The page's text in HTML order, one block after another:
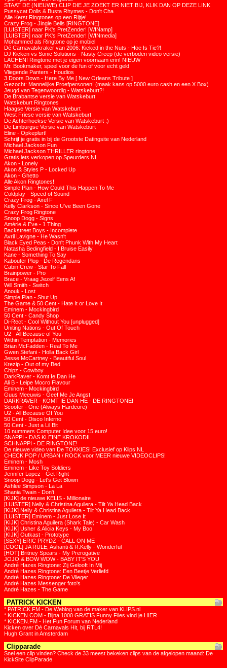
STAAT DE (NIEUWE) CLIP DIE JE ZOEKT ER NIET BIJ, KLIK DAN OP DEZE LINK
Pussycat Dolls & Busta Rhymes - Don't Cha
Alle Kerst Ringtones op een Rijtje!
Crazy Frog - Jingle Bells [RINGTONE]
[LUISTER] naar PK's PretZender! [WINamp]
[LUISTER] naar PK's PretZender! [WINmedia]
Mohammed als Ringtone op je mobiel
Dé Carnavalskraker van 2006: Kicked in the Nuts - Hoe Is Tie?!
DJ Kicken vs Sonic Solutions - Nasty Creep (de verboden video versie)
LACHEN! Ringtone met je eigen voornaam erin! NIEUW
Mr. Bookmaker, speel voor de fun of voor echt geld
Vliegende Panters - Houdios
3 Doors Down - Here By Me [ New Orleans Tribute ]
Gezocht: Mannelijke Proefpersonen! (maak kans op 5000 euro cash en een X Box)
Jeugd van Tegenwoordig - Watskeburt?!
De Brabantse versie van Watskeburt
Watskeburt Ringtones
Haagse Versie van Watskeburt
West Friese versie van Watskeburt
De Achterhoekse Versie van Watskeburt :)
De Limburgse Versie van Watskeburt
Eline - Opkeplurt!
Schrijf je gratis in bij de Grootste Datingsite van Nederland
Michael Jackson Fun
Michael Jackson THRILLER ringtone
Gratis iets verkopen op Speurders.NL
Akon - Lonely
Akon & Styles P - Locked Up
Akon - Ghetto
Alle Akon Ringtones!
Simple Plan - How Could This Happen To Me
Coldplay - Speed of Sound
Crazy Frog - Axel F
Kelly Clarkson - Since U've Been Gone
Crazy Frog Ringtone
Snoop Dogg - Signs
Amérie & Eve - 1 Thing
Backstreet Boys - Incomplete
Avril Lavigne - He Wasn't
Black Eyed Peas - Don't Phunk With My Heart
Natasha Bedingfield - I Bruise Easily
Kane - Something To Say
Kabouter Plop - De Regendans
Cabin Crew - Star To Fall
Brainpower - Pro
Brace - Vraag Jezelf Eens Af
Will Smith - Switch
Anouk - Lost
Simple Plan - Shut Up
The Game & 50 Cent - Hate It or Love It
Eminem - Mockingbird
50 Cent - Candy Shop
Di-Rect - Cool Without You [unplugged]
Uniting Nations - Out Of Touch
U2 - All Because of You
Within Temptation - Memories
Brian McFadden - Real To Me
Gwen Stefani - Holla Back Girl
Jesse McCartney - Beautiful Soul
Krezip - Out of my Bed
Chipz - Cowboy
DarkRaver - Komt Ie Dan He
Ali B - Leipe Mocro Flavour
Eminem - Mockingbird
Guus Meeuwis - Geef Me Je Angst
DARKRAVER - KOMT IE DAN HE - DE RINGTONE!
Scooter - One (Always Hardcore)
U2 - All Because Of You
50 Cent - Disco Inferno
50 Cent - Just a Lil Bit
10 nummers Computer Idee voor 15 euro!
SNAPPI - DAS KLEINE KROKODIL
SCHNAPPI - DE RINGTONE!
De nieuwe video van De TOKKIES! Exclusief op Klips.NL
CHECK POP / URBAN / ROCK voor MEER nieuwe VIDEOCLIPS!
Eminem - Mosh
Eminem - Like Toy Soldiers
Jennifer Lopez - Get Right
Snoop Dogg - Let's Get Blown
Ashlee Simpson - La La
Shania Twain - Don't
[KIJK] de nieuwe KELIS - Millionaire
[LUISTER] Nelly & Christina Aguilera - Tilt Ya Head Back
[KIJK] Nelly & Christina Aguilera - Tilt Ya Head Back
[LUISTER] Eminem - Just Lose It
[KIJK] Christina Aguilera (Shark Tale) - Car Wash
[KIJK] Usher & Alicia Keys - My Boo
[KIJK] Outkast - Prototype
[SEXY] ERIC PRYDZ - CALL ON ME
[COOL] JA RULE, Ashanti & R.Kelly - Wonderful
[HOT] Britney Spears - My Prerogative
JOJO & BOW WOW - BABY IT'S YOU
André Hazes Ringtone: Zij Gelooft In Mij
André Hazes Ringtone: Een Beetje Verliefd
André Hazes Ringtone: De Vlieger
André Hazes Messenger foto's
André Hazes - The Game
PATRICK KICKEN
* PATRICK.FM - De Weblog van de maker van KLIPS.nl
* KICKEN.COM - Bijna 1000 GRATIS Funny Files vind je HIER
* KICKEN.FM - Het Fun Forum van Nederland
Kicken over Dé Carnavals Hit, bij RTL4!
Hugh Grant in Amsterdam
Clipparade
Snel een clip vinden? Check de 33 meest bekeken clips van de afgelopen maand: De
KickSite ClipParade